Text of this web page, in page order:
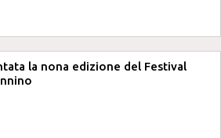
la nona edizione del Festival